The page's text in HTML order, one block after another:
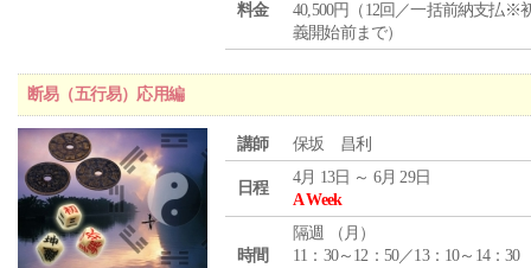
料金
40,500円（12回／一括前納支払※
義開始前まで）
断易（五行易）応用編
講師 保坂 昌利
日程
4月 13日 ～ 6月 29日
A Week
時間
隔週 （ 月 ）
11：30～12：50／13：10～14：30